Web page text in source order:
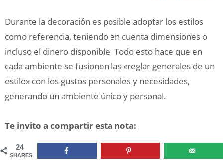
Durante la decoración es posible adoptar los estilos
como referencia, teniendo en cuenta dimensiones o
incluso el dinero disponible. Todo esto hace que en
cada ambiente se fusionen las «reglar generales de un
estilo» con los gustos personales y necesidades,
generando un ambiente único y personal.
Te invito a compartir esta nota:
24
SHARES